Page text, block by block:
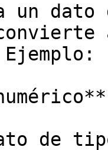
un
de